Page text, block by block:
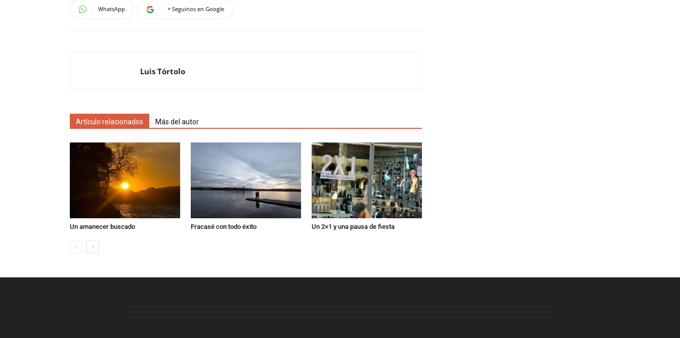
WhatsApp + Seguinos en Google
Luis Tórtolo
Artículo relacionados Más del autor
Un amanecer buscado Fracasé con todo éxito Un 2×1 y una pausa de fiesta